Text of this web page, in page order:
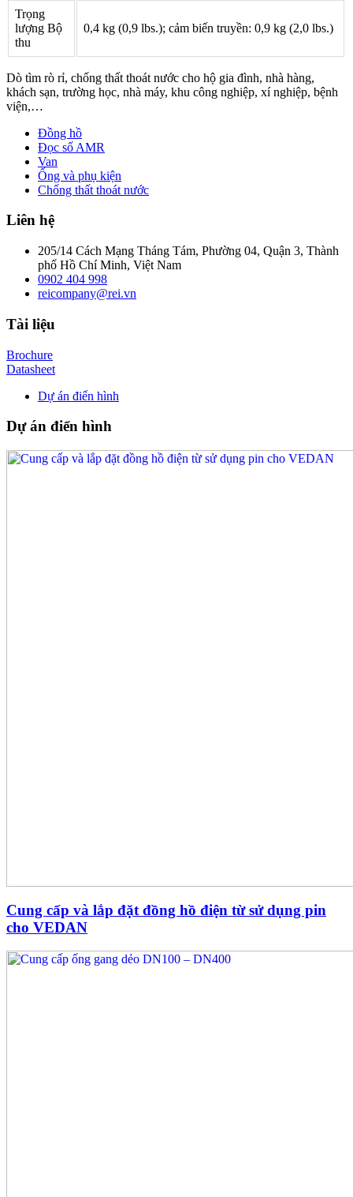
Trọng
lượng Bộ
thu
0,4 kg (0,9 lbs.); cảm biến truyền: 0,9 kg (2,0 lbs.)
Dò tìm rò rỉ, chống thất thoát nước cho hộ gia đình, nhà hàng,
khách sạn, trường học, nhà máy, khu công nghiệp, xí nghiệp, bệnh
viện,…
Đồng hồ
Đọc số AMR
Van
Ống và phụ kiện
Chống thất thoát nước
Liên hệ
205/14 Cách Mạng Tháng Tám, Phường 04, Quận 3, Thành
phố Hồ Chí Minh, Việt Nam
0902 404 998
reicompany@rei.vn
Tài liệu
Brochure
Datasheet
Dự án điển hình
Dự án điển hình
Cung cấp và lắp đặt đồng hồ điện từ sử dụng pin
cho VEDAN